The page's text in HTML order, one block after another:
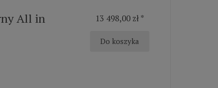
All in
13 498,00 zł *
Do koszyka